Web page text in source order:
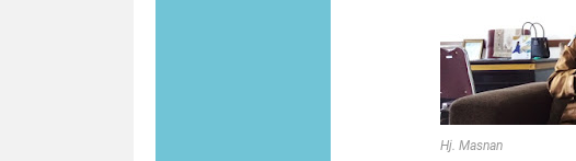
Hj. Masnan